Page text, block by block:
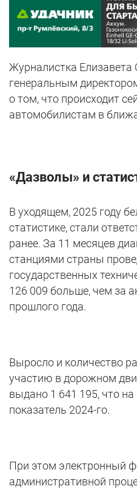
Журналистка Елизавета
генеральным
о том, что происходит
автомобилистам в
«Дазволы» и
В уходящем, 2025 году
статистике, стали
ранее. За 11 месяцев
станциями страны
государственных
126 009 больше, чем за
прошлого года.
Выросло и количество
участию в дорожном
выдано 1 641 195, что
показатель 2024-го.
При этом электронный
административной